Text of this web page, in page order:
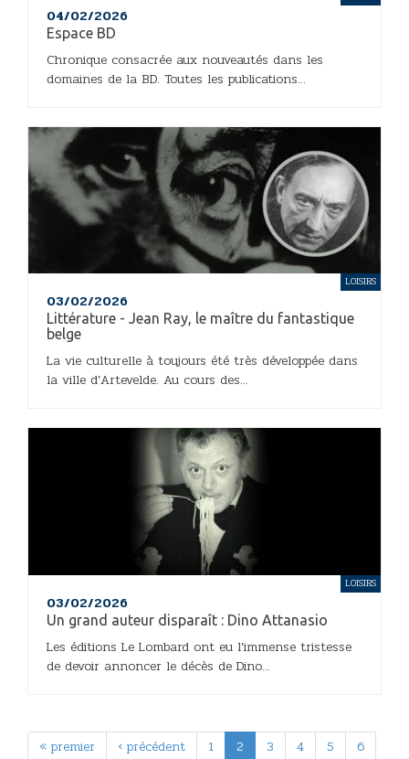
04/02/2026
Espace BD
Chronique consacrée aux nouveautés dans les
domaines de la BD. Toutes les publications...
03/02/2026
Littérature - Jean Ray, le maître du fantastique
belge
La vie culturelle à toujours été très développée dans
la ville d’Artevelde. Au cours des...
LOISIRS
03/02/2026
Un grand auteur disparaît : Dino Attanasio
Les éditions Le Lombard ont eu l’immense tristesse
de devoir annoncer le décès de Dino...
LOISIRS
« premier ‹ précédent 1 2 3 4 5 6